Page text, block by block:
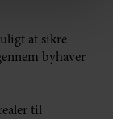
at sikre
byhaver
til